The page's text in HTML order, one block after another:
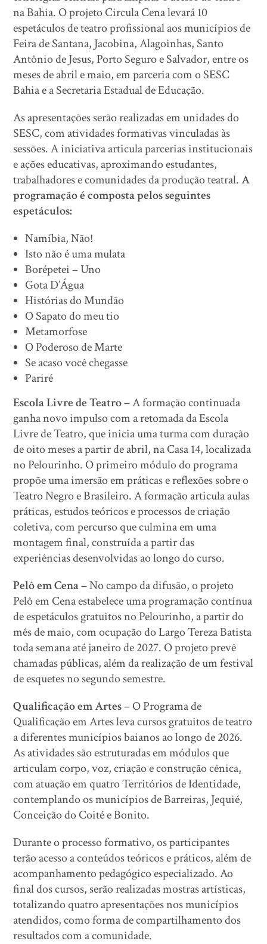
na Bahia. O projeto Circula Cena levará 10
espetáculos de teatro profissional aos municípios de
Feira de Santana, Jacobina, Alagoinhas, Santo
Antônio de Jesus, Porto Seguro e Salvador, entre os
meses de abril e maio, em parceria com o SESC
Bahia e a Secretaria Estadual de Educação.
As apresentações serão realizadas em unidades do
SESC, com atividades formativas vinculadas às
sessões. A iniciativa articula parcerias institucionais
e ações educativas, aproximando estudantes,
trabalhadores e comunidades da produção teatral.A
programação é composta pelos seguintes
espetáculos:
Namíbia, Não!
Isto não é uma mulata
Borépetei – Uno
Gota D’Água
Histórias do Mundão
O Sapato do meu tio
Metamorfose
O Poderoso de Marte
Se acaso você chegasse
Pariré
Escola Livre de Teatro –A formação continuada
ganha novo impulso com a retomada da Escola
Livre de Teatro, que inicia uma turma com duração
de oito meses a partir de abril, na Casa 14, localizada
no Pelourinho. O primeiro módulo do programa
propõe uma imersão em práticas e reflexões sobre o
Teatro Negro e Brasileiro. A formação articula aulas
práticas, estudos teóricos e processos de criação
coletiva, com percurso que culmina em uma
montagem final, construída a partir das
experiências desenvolvidas ao longo do curso.
Pelô em Cena –No campo da difusão, o projeto
Pelô em Cena estabelece uma programação contínua
de espetáculos gratuitos no Pelourinho, a partir do
mês de maio, com ocupação do Largo Tereza Batista
toda semana até janeiro de 2027. O projeto prevê
chamadas públicas, além da realização de um festival
de esquetes no segundo semestre.
Qualificação em Artes– O Programa de
Qualificação em Artes leva cursos gratuitos de teatro
a diferentes municípios baianos ao longo de 2026.
As atividades são estruturadas em módulos que
articulam corpo, voz, criação e construção cênica,
com atuação em quatro Territórios de Identidade,
contemplando os municípios de Barreiras, Jequié,
Conceição do Coité e Bonito.
Durante o processo formativo, os participantes
terão acesso a conteúdos teóricos e práticos, além de
acompanhamento pedagógico especializado. Ao
final dos cursos, serão realizadas mostras artísticas,
totalizando quatro apresentações nos municípios
atendidos, como forma de compartilhamento dos
resultados com a comunidade.